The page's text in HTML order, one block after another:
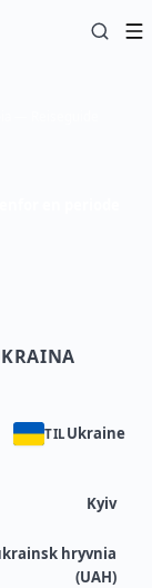
TIL Ukraine
Kyiv
hryvnia
(UAH)